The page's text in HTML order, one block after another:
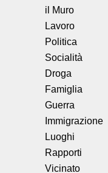
il Muro
Lavoro
Politica
Socialità
Droga
Famiglia
Guerra
Immigrazione
Luoghi
Rapporti
Vicinato